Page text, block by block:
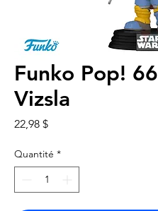
Funko Pop!
Vizsla
22,98 $Prix
Quantité *